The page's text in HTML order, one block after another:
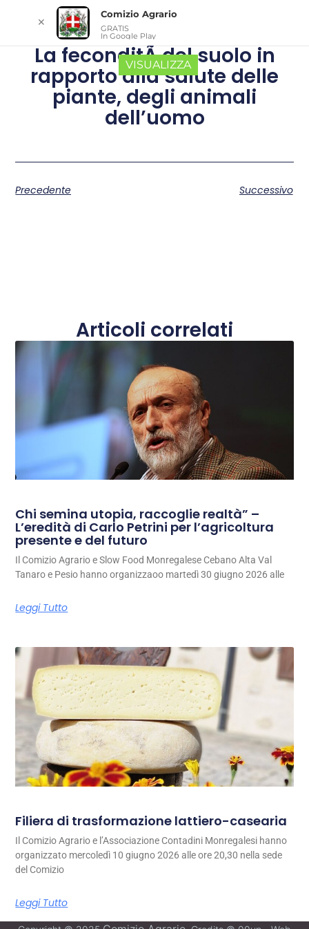
La feconditÃ del suolo in
rapporto alla salute delle
piante, degli animali
dell’uomo
Precedente Successivo
Articoli correlati
Chi semina utopia, raccoglie realtà” –
L’eredità di Carlo Petrini per l’agricoltura
presente e del futuro
Il Comizio Agrario e Slow Food Monregalese Cebano Alta Val
Tanaro e Pesio hanno organizzaoo martedì 30 giugno 2026 alle
Leggi Tutto
Filiera di trasformazione lattiero-casearia
Il Comizio Agrario e l’Associazione Contadini Monregalesi hanno
organizzato mercoledì 10 giugno 2026 alle ore 20,30 nella sede
del Comizio
Leggi Tutto
✕
Comizio Agrario
GRATIS
In Google Play
VISUALIZZA